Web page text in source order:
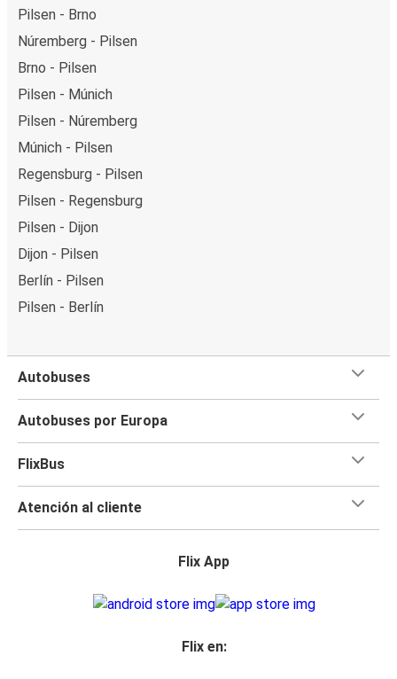
Pilsen - Brno
Núremberg - Pilsen
Brno - Pilsen
Pilsen - Múnich
Pilsen - Núremberg
Múnich - Pilsen
Regensburg - Pilsen
Pilsen - Regensburg
Pilsen - Dijon
Dijon - Pilsen
Berlín - Pilsen
Pilsen - Berlín
Autobuses
Autobuses por Europa
FlixBus
Atención al cliente
Flix App
Flix en: